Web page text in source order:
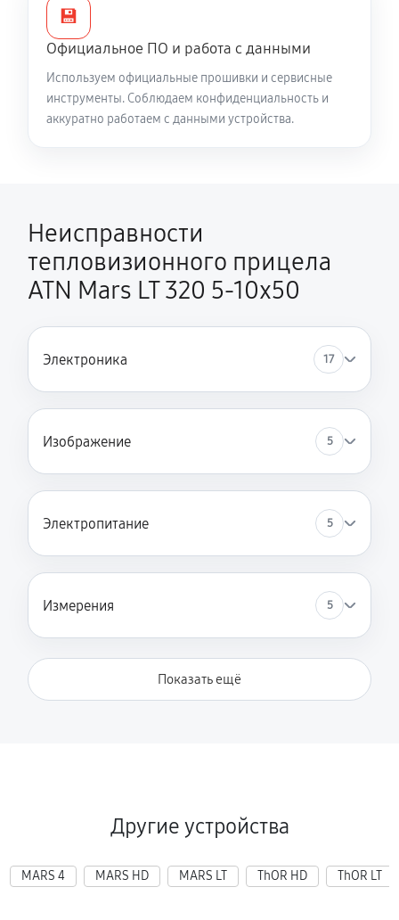
Полностью отсутствует изображение в
видоискателе и на видео
60 минут
Перепрошивка и обновление устройства
60 минут
💾
Официальное ПО и работа с данными
Используем официальные прошивки и сервисные
инструменты. Соблюдаем конфиденциальность и
аккуратно работаем с данными устройства.
Неисправности
тепловизионного прицела
ATN Mars LT 320 5-10x50
Электроника 17
Изображение 5
Электропитание 5
Измерения 5
Показать ещё
Другие устройства
MARS 4 MARS HD MARS LT ThOR HD ThOR LT